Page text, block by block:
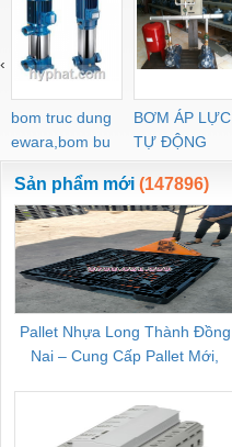
bom truc dung
ewara,bom bu
ewara
BƠM ÁP LỰC
TỰ ĐỘNG
‹
Sản phẩm mới (147896)
Pallet Nhựa Long Thành Đồng
Nai – Cung Cấp Pallet Mới,